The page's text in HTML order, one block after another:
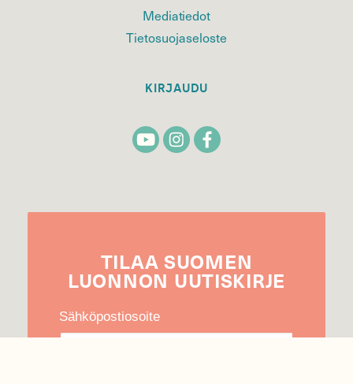
Mediatiedot
Tietosuojaseloste
KIRJAUDU
TILAA SUOMEN
LUONNON UUTIS­KIRJE
Sähköpostiosoite